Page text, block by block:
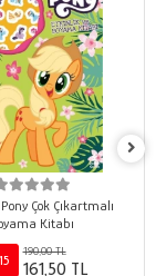
Çok Çıkartmalı
Kitabı
190,00 TL
161,50 TL